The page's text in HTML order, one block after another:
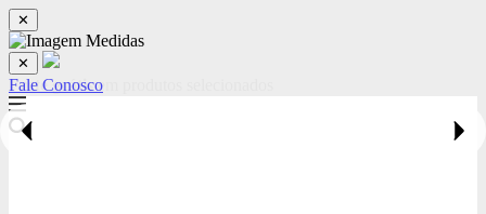
✕
✕
Fale Conosco